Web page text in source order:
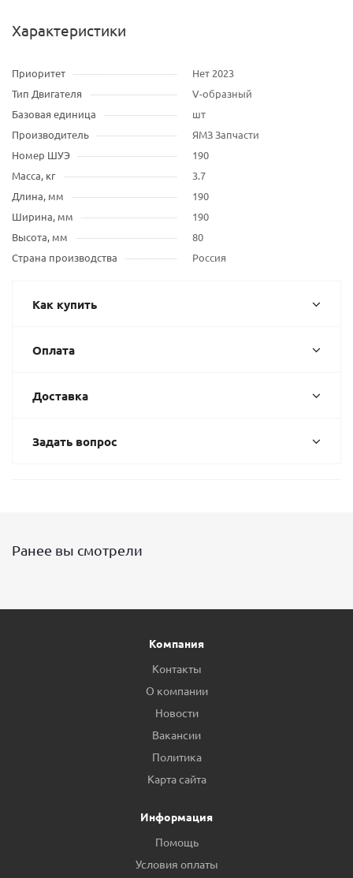
Характеристики
Приоритет
Нет 2023
Тип Двигателя
V-образный
Базовая единица
шт
Производитель
ЯМЗ Запчасти
Номер ШУЭ
190
Масса, кг
3.7
Длина, мм
190
Ширина, мм
190
Высота, мм
80
Страна производства
Россия
Как купить
Оплата
Доставка
Задать вопрос
Ранее вы смотрели
Компания
Контакты
О компании
Новости
Вакансии
Политика
Карта сайта
Информация
Помощь
Условия оплаты